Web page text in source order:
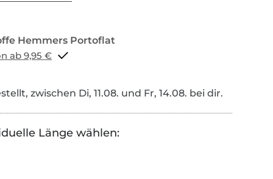
Portoflat schon ab 9,95 €
zwischen Di, 11.08. und Fr, 14.08. bei dir.
Länge wählen: